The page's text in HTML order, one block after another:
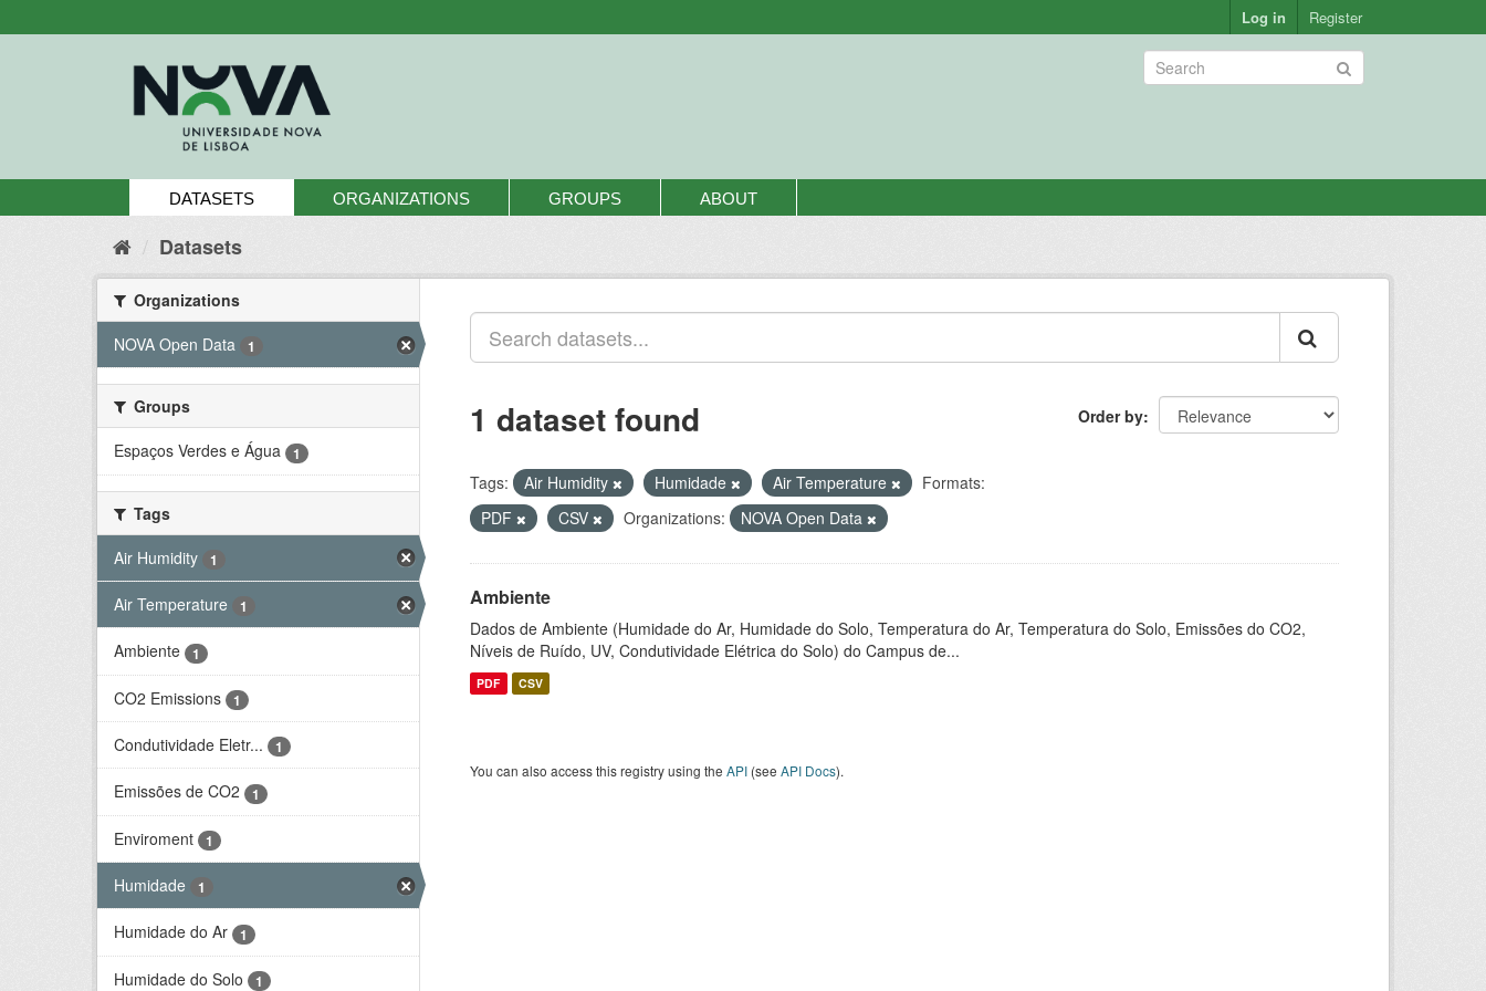
to
Log in Register
DATASETS ORGANIZATIONS GROUPS ABOUT
Datasets
Organizations
NOVA Open Data
1
Groups
Espaços Verdes e Água
1
Tags
Air Humidity
1
Air Temperature 1
Ambiente 1
CO2 Emissions 1
Condutividade Eletr... 1
Emissões de CO2 1
Enviroment 1
Humidade 1
Humidade do Ar 1
Humidade do Solo 1
Order by
1 dataset found
Tags: Air Humidity Humidade Air Temperature
Formats:
PDF
CSV Organizations: NOVA Open Data
Ambiente
Dados de Ambiente (Humidade do Ar, Humidade do Solo, Temperatura do Ar, Temperatura do Solo, Emissões do CO2,
Níveis de Ruído, UV, Condutividade Elétrica do Solo) do Campus de...
PDF CSV
You can also access this registry using the API (see API Docs).